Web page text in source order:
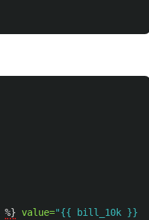
%} value="{{ bill_10k }}"